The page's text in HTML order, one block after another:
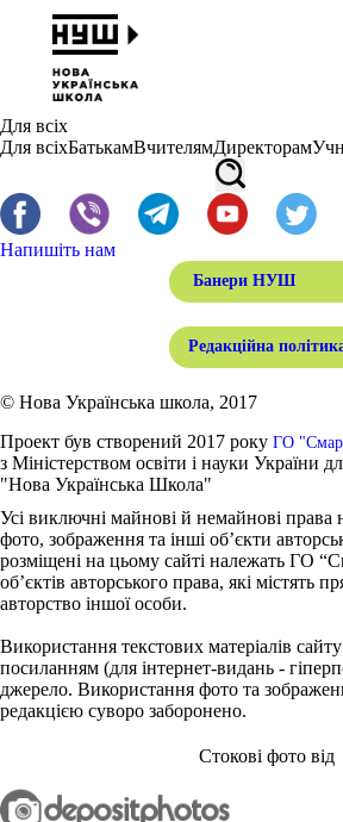
Для всіх
Для всіхБатькамВчителямДиректорам
Напишіть нам
Банери НУШ
Редакційна
© Нова Українська школа, 2017
Проект був створений 2017 року ГО
з Міністерством освіти і науки України
"Нова Українська Школа"
Усі виключні майнові й немайнові права
фото, зображення та інші об’єкти
розміщені на цьому сайті належать ГО
об’єктів авторського права, які містять
авторство іншої особи.
Використання текстових матеріалів
посиланням (для інтернет-видань -
джерело. Використання фото та
редакцією суворо заборонено.
Стокові фото від